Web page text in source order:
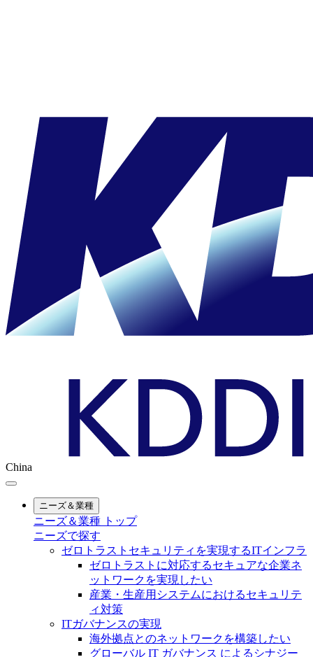
China
ニーズ＆業種
ニーズ＆業種 トップ
ニーズで探す
ゼロトラストセキュリティを実現するITインフラ
ゼロトラストに対応するセキュアな企業ネ
ットワークを実現したい
産業・生産用システムにおけるセキュリテ
ィ対策
ITガバナンスの実現
海外拠点とのネットワークを構築したい
グローバル IT ガバナンス によるシナジー